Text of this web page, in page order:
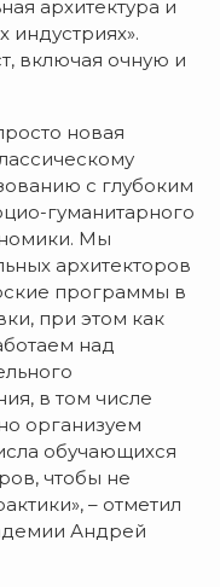
архитектура и
включая очную и
новая
с глубоким
гуманитарного
Мы
архитекторов
программы в
при этом как
над
в том числе
организуем
обучающихся
чтобы не
– отметил
Андрей